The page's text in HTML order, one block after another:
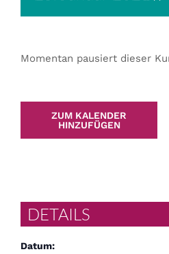
Momentan pausiert dieser
ZUM KALENDER
HINZUFÜGEN
DETAILS
Datum: